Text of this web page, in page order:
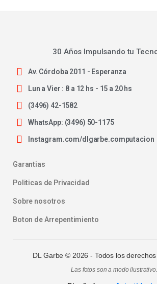
30 Años Impulsando tu
Av. Córdoba 2011 - Esperanza
Lun a Vier : 8 a 12 hs - 15 a 20 hs
(3496) 42-1582
WhatsApp: (3496) 50-1175
Instagram.com/dlgarbe.computacion
Garantias
Politicas de Privacidad
Sobre nosotros
Boton de Arrepentimiento
DL Garbe © 2026 - Todos los
Las fotos son a modo ilustrativo.